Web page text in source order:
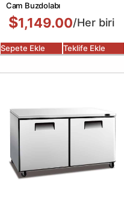
Cam Buzdolabı
$1,149.00/Her biri
Sepete Ekle Teklife Ekle